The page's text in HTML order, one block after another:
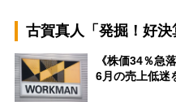
古賀真人「発掘！好決
《株価34％急
6月の売上低迷